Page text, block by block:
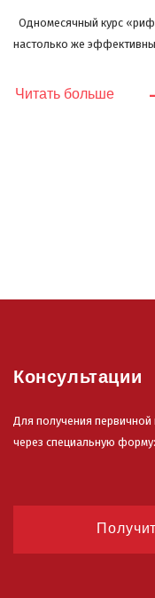
Одномесячный курс
настолько же
Читать больше
Консультации
Для получения первичной
через специальную форму: